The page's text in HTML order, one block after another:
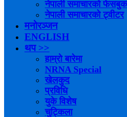
नेपाली समाचारको
नेपाली समाचारको ट्वीटर
मनोरञ्जन
ENGLISH
थप >>
हाम्रो बारेमा
NRNA Special
खेलकुद
प्रविधि
युके विशेष
चुट्किला